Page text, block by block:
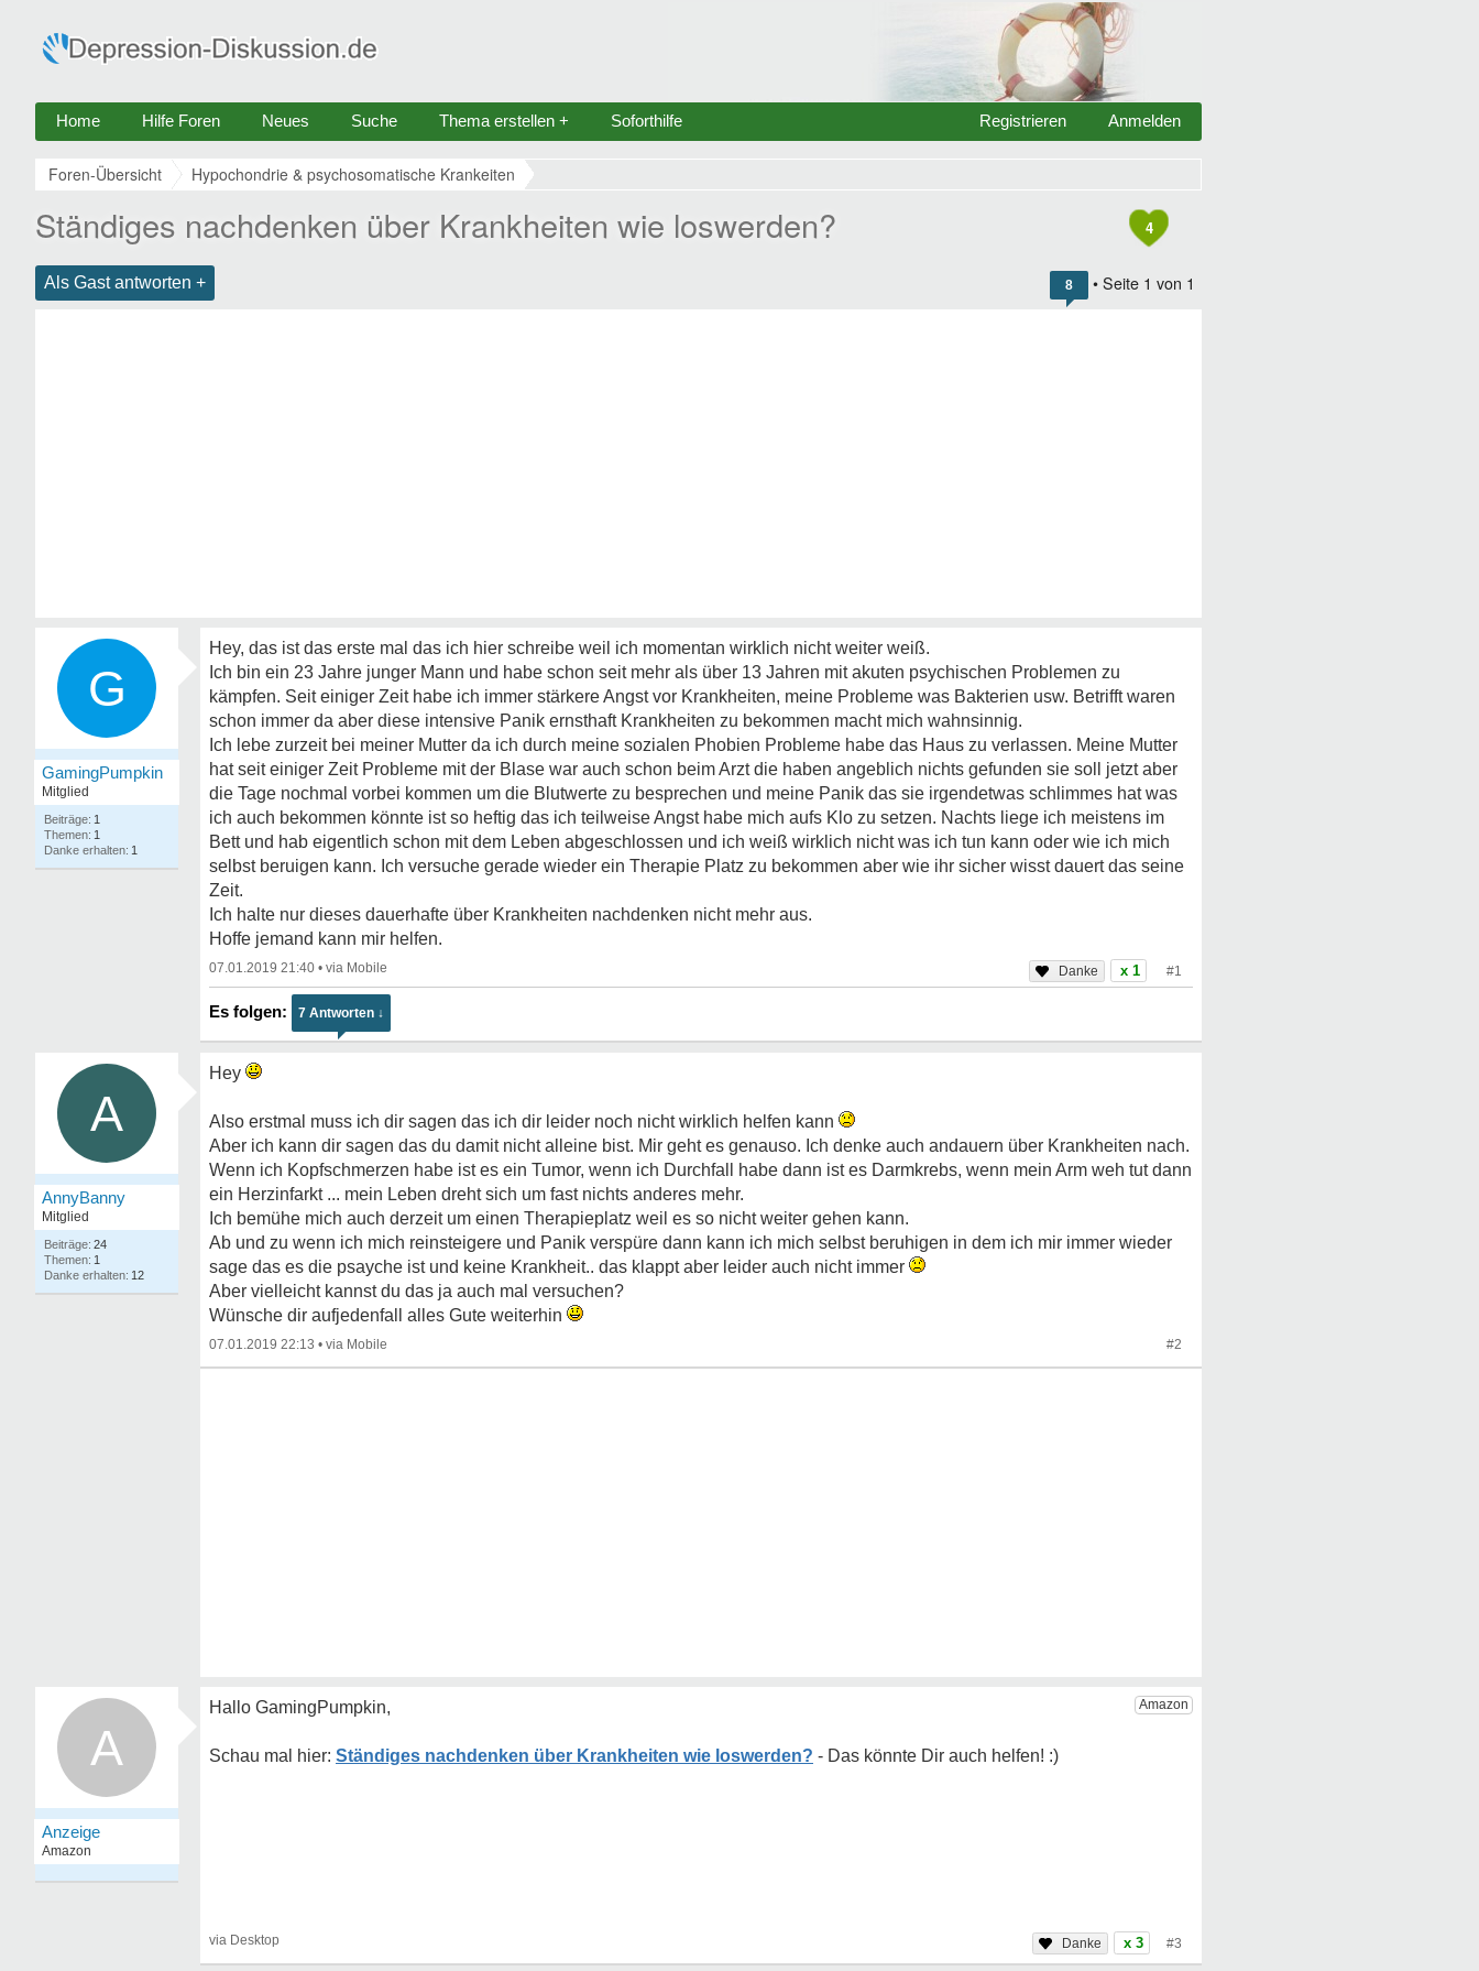
Home Hilfe Foren Neues Suche Thema erstellen + Soforthilfe Anmelden
Registrieren
Foren-Übersicht Hypochondrie & psychosomatische Krankeiten
4
Ständiges nachdenken über Krankheiten wie loswerden?
Als Gast antworten + 8 • Seite 1 von 1
G
GamingPumpkin
Mitglied
1
1
1
Hey, das ist das erste mal das ich hier schreibe weil ich momentan wirklich nicht weiter weiß.
Ich bin ein 23 Jahre junger Mann und habe schon seit mehr als über 13 Jahren mit akuten psychischen Problemen zu
kämpfen. Seit einiger Zeit habe ich immer stärkere Angst vor Krankheiten, meine Probleme was Bakterien usw. Betrifft waren
schon immer da aber diese intensive Panik ernsthaft Krankheiten zu bekommen macht mich wahnsinnig.
Ich lebe zurzeit bei meiner Mutter da ich durch meine sozialen Phobien Probleme habe das Haus zu verlassen. Meine Mutter
hat seit einiger Zeit Probleme mit der Blase war auch schon beim Arzt die haben angeblich nichts gefunden sie soll jetzt aber
die Tage nochmal vorbei kommen um die Blutwerte zu besprechen und meine Panik das sie irgendetwas schlimmes hat was
ich auch bekommen könnte ist so heftig das ich teilweise Angst habe mich aufs Klo zu setzen. Nachts liege ich meistens im
Bett und hab eigentlich schon mit dem Leben abgeschlossen und ich weiß wirklich nicht was ich tun kann oder wie ich mich
selbst beruigen kann. Ich versuche gerade wieder ein Therapie Platz zu bekommen aber wie ihr sicher wisst dauert das seine
Zeit.
Ich halte nur dieses dauerhafte über Krankheiten nachdenken nicht mehr aus.
Hoffe jemand kann mir helfen.
07.01.2019 21:40 • x 1 #1
7 Antworten ↓
A
AnnyBanny
Mitglied
24
1
12
Hey
Also erstmal muss ich dir sagen das ich dir leider noch nicht wirklich helfen kann
Aber ich kann dir sagen das du damit nicht alleine bist. Mir geht es genauso. Ich denke auch andauern über Krankheiten nach.
Wenn ich Kopfschmerzen habe ist es ein Tumor, wenn ich Durchfall habe dann ist es Darmkrebs, wenn mein Arm weh tut dann
ein Herzinfarkt ... mein Leben dreht sich um fast nichts anderes mehr.
Ich bemühe mich auch derzeit um einen Therapieplatz weil es so nicht weiter gehen kann.
Ab und zu wenn ich mich reinsteigere und Panik verspüre dann kann ich mich selbst beruhigen in dem ich mir immer wieder
sage das es die psayche ist und keine Krankheit.. das klappt aber leider auch nicht immer
Aber vielleicht kannst du das ja auch mal versuchen?
Wünsche dir aufjedenfall alles Gute weiterhin
07.01.2019 22:13 • #2
A
Hallo GamingPumpkin,
Ständiges nachdenken über Krankheiten wie loswerden?
x 3 #3